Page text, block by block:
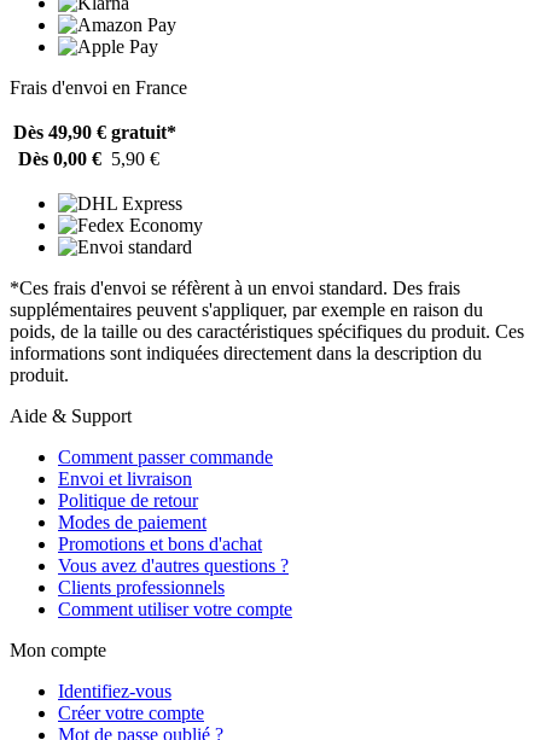
Frais d'envoi en France
Dès 49,90 € gratuit*
Dès 0,00 € 5,90 €
*Ces frais d'envoi se réfèrent à un envoi standard. Des frais
supplémentaires peuvent s'appliquer, par exemple en raison du
poids, de la taille ou des caractéristiques spécifiques du produit. Ces
informations sont indiquées directement dans la description du
produit.
Aide & Support
Comment passer commande
Envoi et livraison
Politique de retour
Modes de paiement
Promotions et bons d'achat
Vous avez d'autres questions ?
Clients professionnels
Comment utiliser votre compte
Mon compte
Identifiez-vous
Créer votre compte
Mot de passe oublié ?